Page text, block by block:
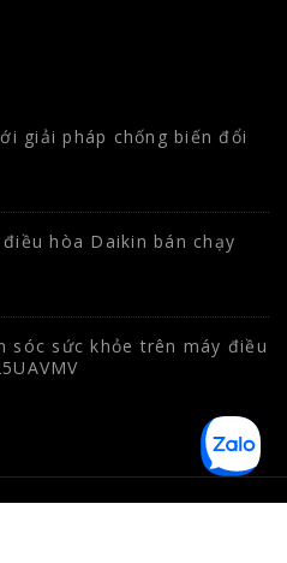
giải pháp chống biến đổi
hòa Daikin bán chạy
sóc sức khỏe trên máy điều